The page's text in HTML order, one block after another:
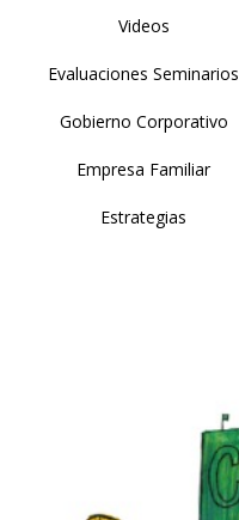
Videos
Evaluaciones Seminarios
Gobierno Corporativo
Empresa Familiar
Estrategias